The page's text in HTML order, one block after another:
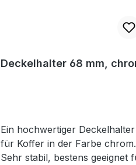
Deckelhalter 68 mm,
Ein hochwertiger Deckelhalter
für Koffer in der Farbe chrom.
Sehr stabil, bestens geeignet